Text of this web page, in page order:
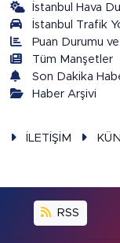
İstanbul Hava
İstanbul Trafik
Puan Durumu
Tüm Manşetler
Son Dakika
Haber Arşivi
İLETİŞİM
RSS